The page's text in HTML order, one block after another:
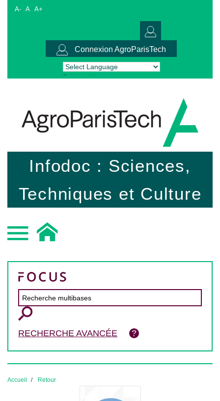
A- A A+
Connexion AgroParisTech
Powered by Translate
Infodoc : Sciences,
Techniques et Culture
RECHERCHE AVANCÉE
Accueil Retour